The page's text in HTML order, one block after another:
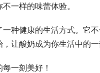
一样的味蕾体验。
种健康的生活方式。它
让酸奶成为你生活中的一
一刻美好！